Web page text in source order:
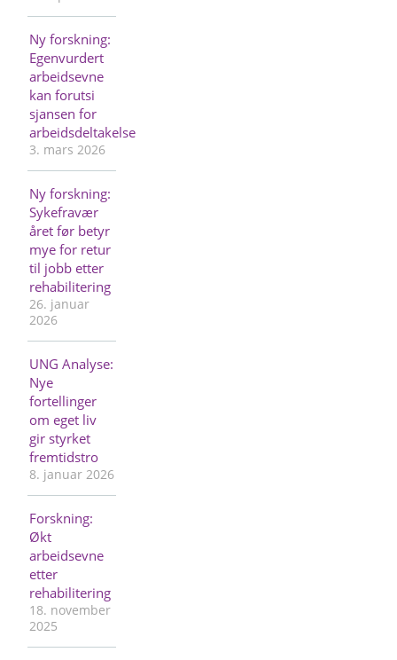
Ny forskning:
Egenvurdert
arbeidsevne
kan forutsi
sjansen for
arbeidsdeltakelse
3. mars 2026
Ny forskning:
Sykefravær
året før betyr
mye for retur
til jobb etter
rehabilitering
26. januar
2026
UNG Analyse:
Nye
fortellinger
om eget liv
gir styrket
fremtidstro
8. januar 2026
Forskning:
Økt
arbeidsevne
etter
rehabilitering
18. november
2025